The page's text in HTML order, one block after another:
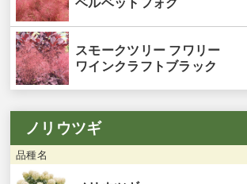
スモークツリー フワリー
ワインクラフトブラック
ノリウツギ
品種名